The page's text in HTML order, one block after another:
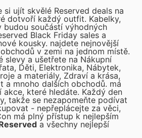
si ujít skvělé Reserved deals na
dotvoří každý outfit. Kabelky,
budou součástí výhodných
Black Friday sales a
kousky. najdete nejnovější
v zemi na jednom místě.
slevy a ušetřete na Nákupní
Děti, Elektronika, Nábytek,
a materiály, Zdraví a krása,
a mnoho dalších obchodů. má
akce, které hledáte. Každý den
takže se nezapomeňte podívat
- nepřeplácejte za věci,
má plný přístup k nejlepším
a všechny nejlepší